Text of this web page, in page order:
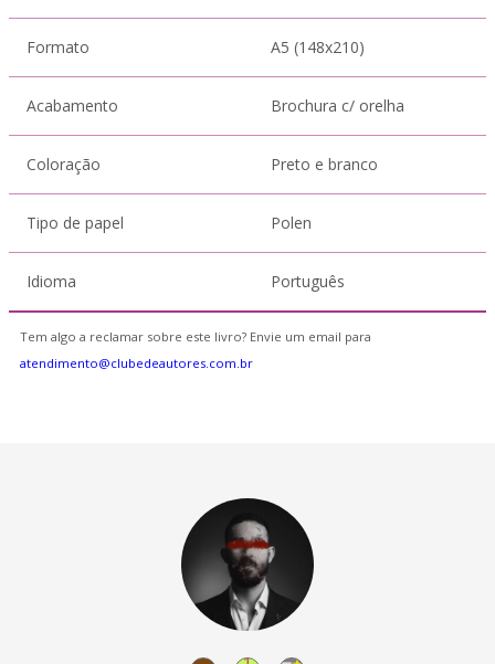
Formato A5 (148x210)
Acabamento Brochura c/ orelha
Coloração Preto e branco
Tipo de papel Polen
Idioma Português
Tem algo a reclamar sobre este livro? Envie um email para
atendimento@clubedeautores.com.br